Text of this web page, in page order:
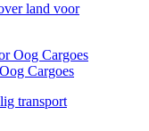
land voor
Cargoes